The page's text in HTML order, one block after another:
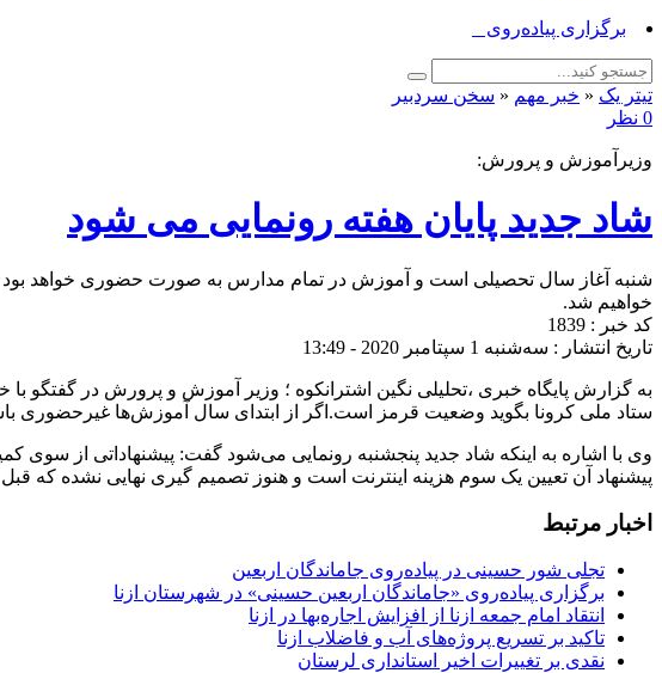
برگزاری پیاده‌روی «جاماندگان ارب_
تیتر یک « خبر مهم « سخن سردبیر
0 نظر
وزیرآموزش و پرورش:
شاد جدید پایان هفته رونمایی می شود
شنبه آغاز سال تحصیلی است و آموزش در تمام مدارس به صورت حضوری خواهد
خواهیم شد.
کد خبر : 1839
تاریخ انتشار : سه‌شنبه 1 سپتامبر 2020 - 13:49
به گزارش پایگاه خبری ،تحلیلی نگین اشترانکوه ؛ وزیر آموزش و پرورش در
ستاد ملی کرونا بگوید وضعیت قرمز است. اگر از ابتدای سال آموزش‌ها غیرحضوری
وی با اشاره به اینکه شاد جدید پنجشنبه رونمایی می‌شود گفت: پیشنهاداتی از
پیشنهاد آن تعیین یک سوم هزینه اینترنت است و هنوز تصمیم گیری نهایی نشده که
اخبار مرتبط
تجلی شور حسینی در پیاده‌روی جاماندگان اربعین
برگزاری پیاده‌روی «جاماندگان اربعین حسینی» در شهرستان ازنا
انتقاد امام جمعه ازنا از افزایش اجاره‌بها در ازنا
تاکید بر تسریع پروژه‌های آب و فاضلاب ازنا
نقدی بر تغییرات اخیر استانداری لرستان